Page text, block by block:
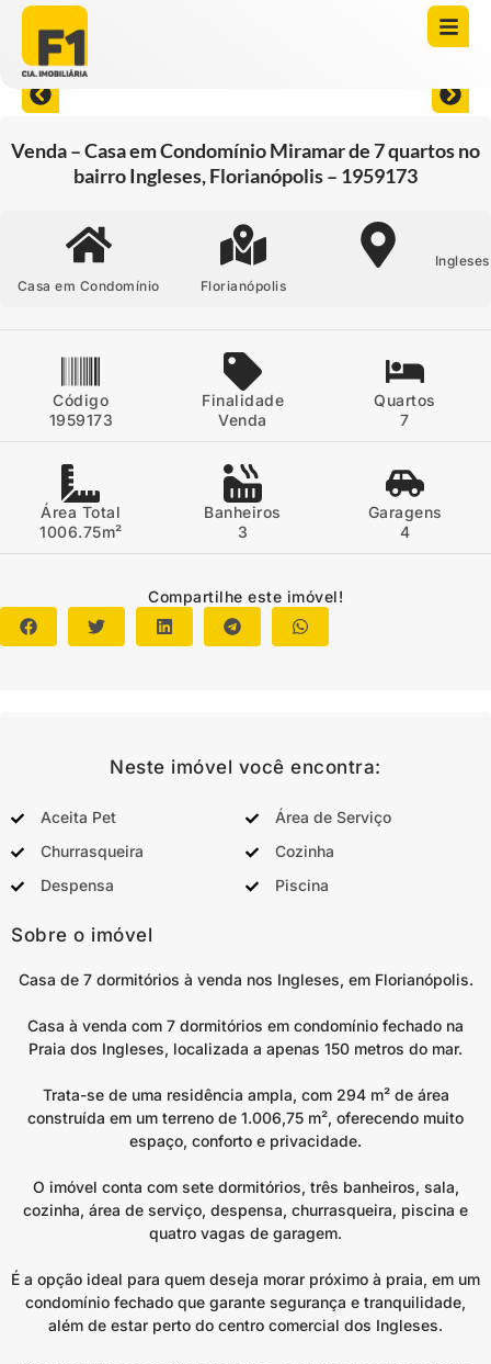
Venda – Casa em Condomínio Miramar de 7 quartos no
bairro Ingleses, Florianópolis – 1959173
Casa em Condomínio Florianópolis
Ingleses
Código
1959173
Finalidade
Venda
Quartos
7
Área Total
1006.75m²
Banheiros
3
Garagens
4
Compartilhe este imóvel!
Neste imóvel você encontra:
Aceita Pet
Área de Serviço
Churrasqueira
Cozinha
Despensa
Piscina
Sobre o imóvel
Casa de 7 dormitórios à venda nos Ingleses, em Florianópolis.
Casa à venda com 7 dormitórios em condomínio fechado na
Praia dos Ingleses, localizada a apenas 150 metros do mar.
Trata-se de uma residência ampla, com 294 m² de área
construída em um terreno de 1.006,75 m², oferecendo muito
espaço, conforto e privacidade.
O imóvel conta com sete dormitórios, três banheiros, sala,
cozinha, área de serviço, despensa, churrasqueira, piscina e
quatro vagas de garagem.
É a opção ideal para quem deseja morar próximo à praia, em um
condomínio fechado que garante segurança e tranquilidade,
além de estar perto do centro comercial dos Ingleses.